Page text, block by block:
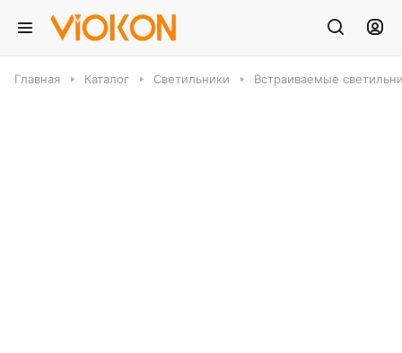
Главная Каталог Светильники Встраиваемые